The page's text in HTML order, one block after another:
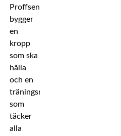
Proffsen
bygger
en
kropp
som ska
hålla
och en
träningsrutin
som
täcker
alla